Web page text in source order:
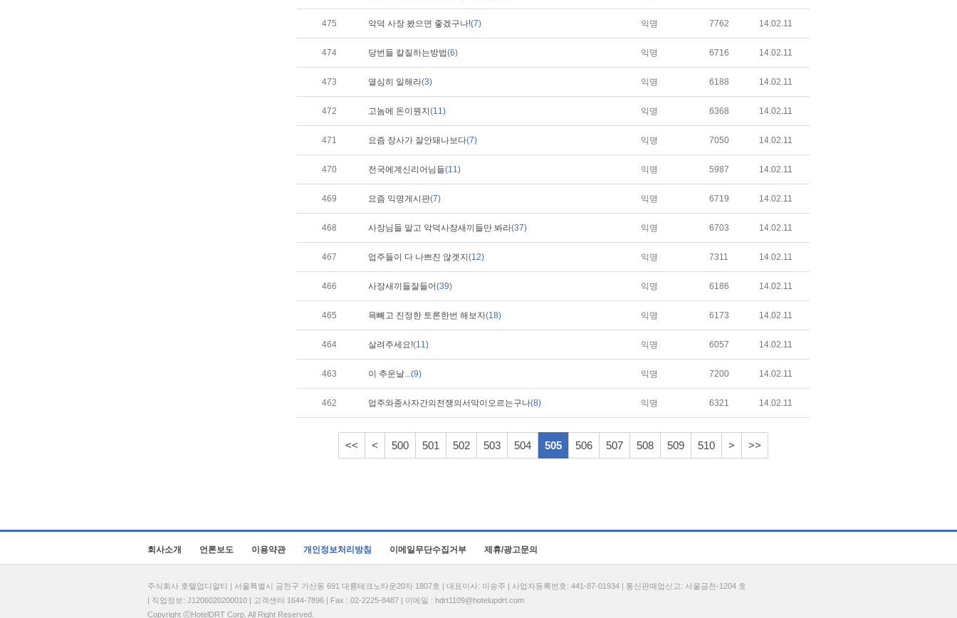
475 악덕 사장 봤으면 좋겠구나!(7) 익명 7762 14.02.11
474 당번들 칼질하는방법(6) 익명 6716 14.02.11
473 열심히 일해라(3) 익명 6188 14.02.11
472 고놈에 돈이뭔지 (11) 익명 6368 14.02.11
471 요즘 장사가 잘안돼나보다(7) 익명 7050 14.02.11
470 전국에계신리어님들(11) 익명 5987 14.02.11
469 요즘 익명게시판(7) 익명 6719 14.02.11
468 사장님들 말고 악덕사장새끼들만 봐라(37) 익명 6703 14.02.11
467 업주들이 다 나쁘진 않겟지 (12) 익명 7311 14.02.11
466 사장새끼들잘들어(39) 익명 6186 14.02.11
465 욕빼고 진정한 토론한번 해보자(18) 익명 6173 14.02.11
464 살려주세요!(11) 익명 6057 14.02.11
463 이 추운날...(9) 익명 7200 14.02.11
462 업주와종사자간의전쟁의서막이오르는구나(8) 익명 6321 14.02.11
<< < 500 501 502 503 504 505 506 507 508 509 510 > >>
회사소개 언론보도 이용약관 개인정보처리방침 이메일무단수집거부 제휴/광고문의
주식회사 호텔업디알티 | 서울특별시 금천구 가산동 691 대륭테크노타운20차 1807호 | 대표이사: 이송주 | 사업자등록번호: 441-87-01934 | 통신판매업신고: 서울금천-1204 호
| 직업정보: J1206020200010 | 고객센터 1644-7896 | Fax : 02-2225-8487 | 이메일 : hdrt1109@hotelupdrt.com
Copyright ⓒHotelDRT Corp. All Right Reserved.